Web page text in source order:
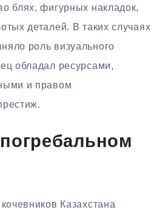
блях, фигурных накладок,
деталей. В таких случаях
роль визуального
обладал ресурсами,
и правом
Казахстана